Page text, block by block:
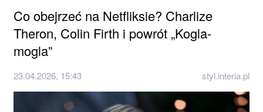
Co obejrzeć na Netfliksie? Charlize
Theron, Colin Firth i powrót „Kogla-
mogla”
23.04.2026, 15:43 styl.interia.pl